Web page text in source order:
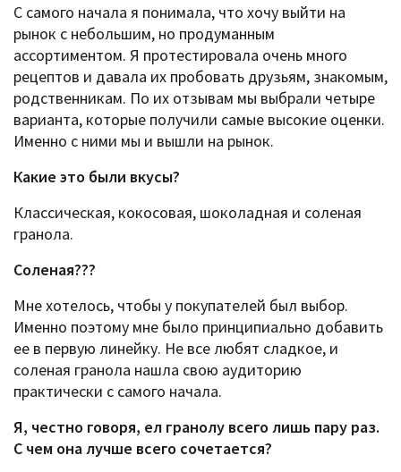
С самого начала я понимала, что хочу выйти на
рынок с небольшим, но продуманным
ассортиментом. Я протестировала очень много
рецептов и давала их пробовать друзьям, знакомым,
родственникам. По их отзывам мы выбрали четыре
варианта, которые получили самые высокие оценки.
Именно с ними мы и вышли на рынок.
Какие это были вкусы?
Классическая, кокосовая, шоколадная и соленая
гранола.
Соленая???
Мне хотелось, чтобы у покупателей был выбор.
Именно поэтому мне было принципиально добавить
ее в первую линейку. Не все любят сладкое, и
соленая гранола нашла свою аудиторию
практически с самого начала.
Я, честно говоря, ел гранолу всего лишь пару раз.
С чем она лучше всего сочетается?